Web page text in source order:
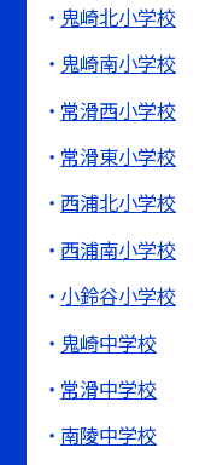
鬼崎北小学校
鬼崎南小学校
常滑西小学校
常滑東小学校
西浦北小学校
西浦南小学校
小鈴谷小学校
鬼崎中学校
常滑中学校
南陵中学校